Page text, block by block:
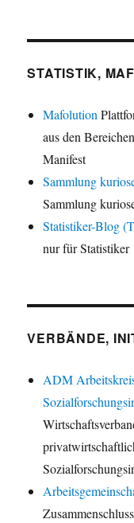
STATISTIK,
Mafolution
aus den
Manifest
Sammlung
Sammlung
Statistiker-Blog
nur für Statistiker
VERBÄNDE,
ADM